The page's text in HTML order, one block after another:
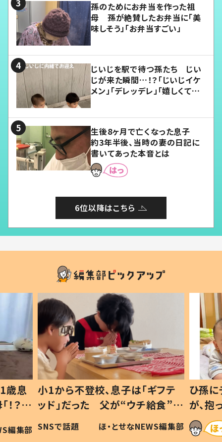
孫のためにお弁当を作った祖
母 孫が絶賛したお弁当に「美
味しそう」「お弁当すごい」
じいじを駅で待つ孫たち じい
じが来た瞬間…！？「じいじイケ
メン」「デレッデレ」「嬉しくて可
生後8ヶ月で亡くなった息子
約3年半後、当時の妻の日記に
書いてあった本音とは
6位以降はこちら
歳息
？」
編集部
小1から不登校、息子は「ギフテ
ッド」だった 父が“ウチ給食”を
作り続ける理由とは #令和の親
#令和の子
SNSで話題 ほ・とせなNEWS編集部
ひ孫
が、
「涙が
い」